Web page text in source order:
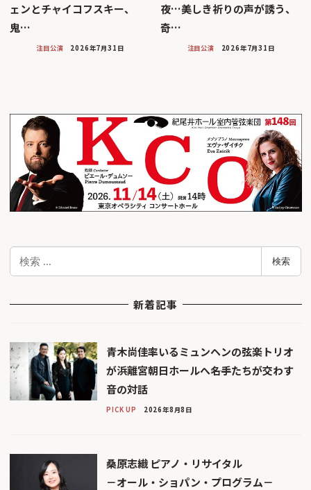
ェンとチャイコフスキー、
鬼…
注目公演 2026年7月31日
夜…美しき祈りの声が誘う、
奇…
注目公演 2026年7月31日
検
検索
新着記事
青木尚佳率いるミュンヘンの弦楽トリオ
が浜離宮朝日ホールへ――名手たちが交わす
音の対話
PICK UP 2026年8月8日
桑原志織 ピアノ・リサイタル
－オール・ショパン・プログラム－